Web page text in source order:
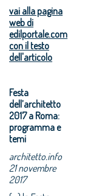
vai alla pagina
web di
edilportale.com
con il testo
dell'articolo
Festa
dell’architetto
2017 a Roma:
programma e
temi
architetto.info
21 novembre
2017